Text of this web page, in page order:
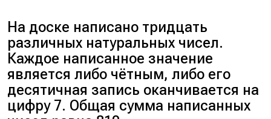
На доске написано тридцать
различных натуральных чисел.
Каждое написанное значение
является либо чётным, либо его
десятичная запись оканчивается на
цифру 7. Общая сумма написанных